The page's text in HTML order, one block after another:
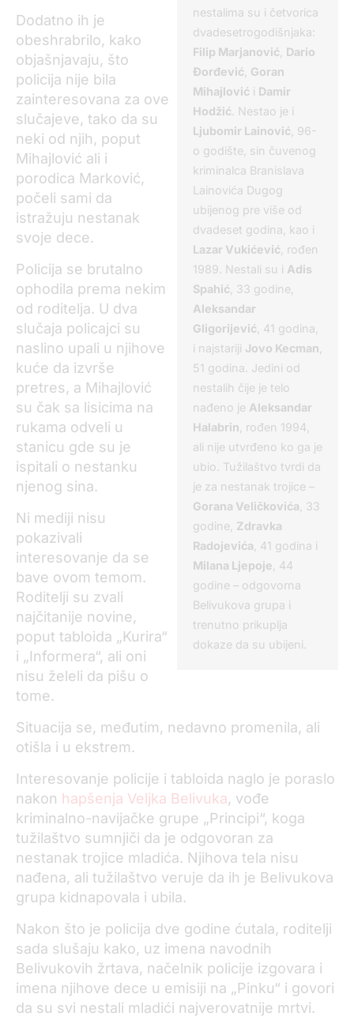
nestalima su i četvorica
dvadesetrogodišnjaka:
Filip Marjanović Dario
Đorđević Goran
Mihajlović i Damir
Hodžić . Nestao je i
Ljubomir Lainović , 96-
o godište, sin čuvenog
kriminalca Branislava
Lainovića Dugog
ubijenog pre više od
dvadeset godina, kao i
Lazar Vukićević , rođen
1989. Nestali su i Adis
Spahić , 33 godine,
Aleksandar
Gligorijević , 41 godina,
i najstariji Jovo Kecman
51 godina. Jedini od
nestalih čije je telo
nađeno je Aleksandar
Halabrin , rođen 1994,
ali nije utvrđeno ko ga je
ubio. Tužilaštvo tvrdi da
je za nestanak trojice –
Gorana Veličkovića , 33
godine, Zdravka
Radojevića , 41 godina i
Milana Ljepoje , 44
godine – odgovorna
Belivukova grupa i
trenutno prikuplja
dokaze da su ubijeni.
Dodatno ih je
obeshrabrilo, kako
objašnjavaju, što
policija nije bila
zainteresovana za ove
slučajeve, tako da su
neki od njih, poput
Mihajlović ali i
porodica Marković,
počeli sami da
istražuju nestanak
svoje dece.
Policija se brutalno
ophodila prema nekim
od roditelja. U dva
slučaja policajci su
naslino upali u njihove
kuće da izvrše
pretres, a Mihajlović
su čak sa lisicima na
rukama odveli u
stanicu gde su je
ispitali o nestanku
njenog sina.
Ni mediji nisu
pokazivali
interesovanje da se
bave ovom temom.
Roditelji su zvali
najčitanije novine,
poput tabloida „Kurira“
i „Informera“, ali oni
nisu želeli da pišu o
tome.
Situacija se, međutim, nedavno promenila, ali
otišla i u ekstrem.
Interesovanje policije i tabloida naglo je poraslo
nakon hapšenja Veljka Belivuka, vođe
kriminalno-navijačke grupe „Principi“, koga
tužilaštvo sumnjiči da je odgovoran za
nestanak trojice mladića. Njihova tela nisu
nađena, ali tužilaštvo veruje da ih je Belivukova
grupa kidnapovala i ubila.
Nakon što je policija dve godine ćutala, roditelji
sada slušaju kako, uz imena navodnih
Belivukovih žrtava, načelnik policije izgovara i
imena njihove dece u emisiji na „Pinku“ i govori
da su svi nestali mladići najverovatnije mrtvi.